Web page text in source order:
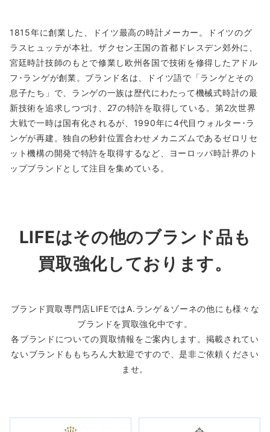
1815年に創業した、ドイツ最高の時計メーカー。ドイツのグ
ラスヒュッテが本社。ザクセン王国の首都ドレスデン郊外に、
宮廷時計技師のもとで修業し欧州各国で技術を修得したアドル
フ･ランゲが創業。ブランド名は、ドイツ語で「ランゲとその
息子たち」で、ランゲの一族は歴代にわたって機械式時計の最
新技術を追求しつづけ、27の特許を取得している。第2次世界
大戦で一時は国有化されるが、1990年に4代目ウォルター･ラ
ンゲが再建。独自の秒針位置合わせメカニズムであるゼロリセ
ット機構の開発で特許を取得するなど、ヨーロッパ時計界のト
ップブランドとして注目を集めている。
LIFEはその他のブランド品も
買取強化しております。
ブランド買取専門店LIFEではA.ランゲ＆ゾーネの他にも様々な
ブランドを買取強化中です。
各ブランドについての買取情報をご案内します。掲載されてい
ないブランドももちろん大歓迎ですので、是非ご依頼ください
ませ。